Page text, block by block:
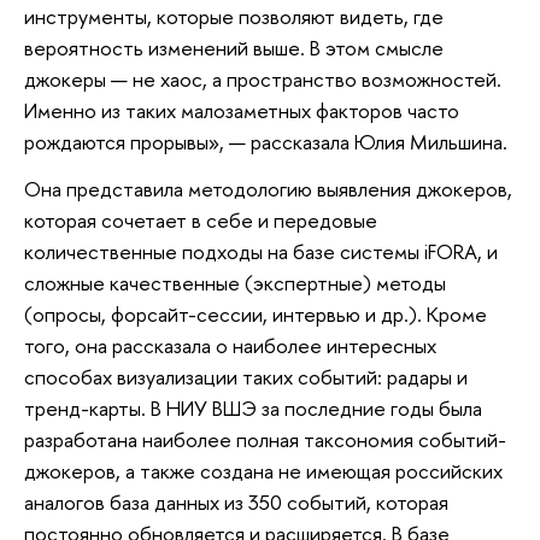
инструменты, которые позволяют видеть, где
вероятность изменений выше. В этом смысле
джокеры — не хаос, а пространство возможностей.
Именно из таких малозаметных факторов часто
рождаются прорывы», — рассказала Юлия Мильшина.
Она представила методологию выявления джокеров,
которая сочетает в себе и передовые
количественные подходы на базе системы iFORA, и
сложные качественные (экспертные) методы
(опросы, форсайт-сессии, интервью и др.). Кроме
того, она рассказала о наиболее интересных
способах визуализации таких событий: радары и
тренд-карты. В НИУ ВШЭ за последние годы была
разработана наиболее полная таксономия событий-
джокеров, а также создана не имеющая российских
аналогов база данных из 350 событий, которая
постоянно обновляется и расширяется. В базе